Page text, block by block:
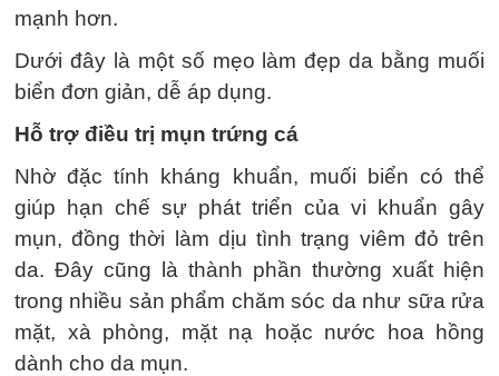
mạnh hơn.
Dưới đây là một số mẹo làm đẹp da bằng muối
biển đơn giản, dễ áp dụng.
Hỗ trợ điều trị mụn trứng cá
Nhờ đặc tính kháng khuẩn, muối biển có thể
giúp hạn chế sự phát triển của vi khuẩn gây
mụn, đồng thời làm dịu tình trạng viêm đỏ trên
da. Đây cũng là thành phần thường xuất hiện
trong nhiều sản phẩm chăm sóc da như sữa rửa
mặt, xà phòng, mặt nạ hoặc nước hoa hồng
dành cho da mụn.